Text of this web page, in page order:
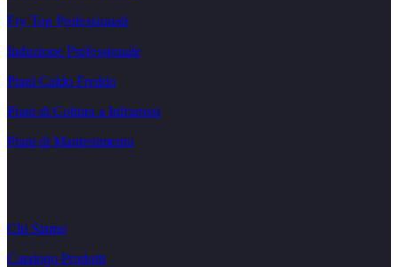
Fry Top Professionali
Induzione Professionale
Piani Caldo Freddo
Piani di Cottura a Infrarossi
Piani di Mantenimento
Chi Siamo
Catalogo Prodotti